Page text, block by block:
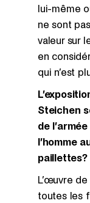
lui-même
ne sont
valeur sur
en
qui n’est
Steichen
de
l’homme
paillettes?
L’œuvre
toutes les